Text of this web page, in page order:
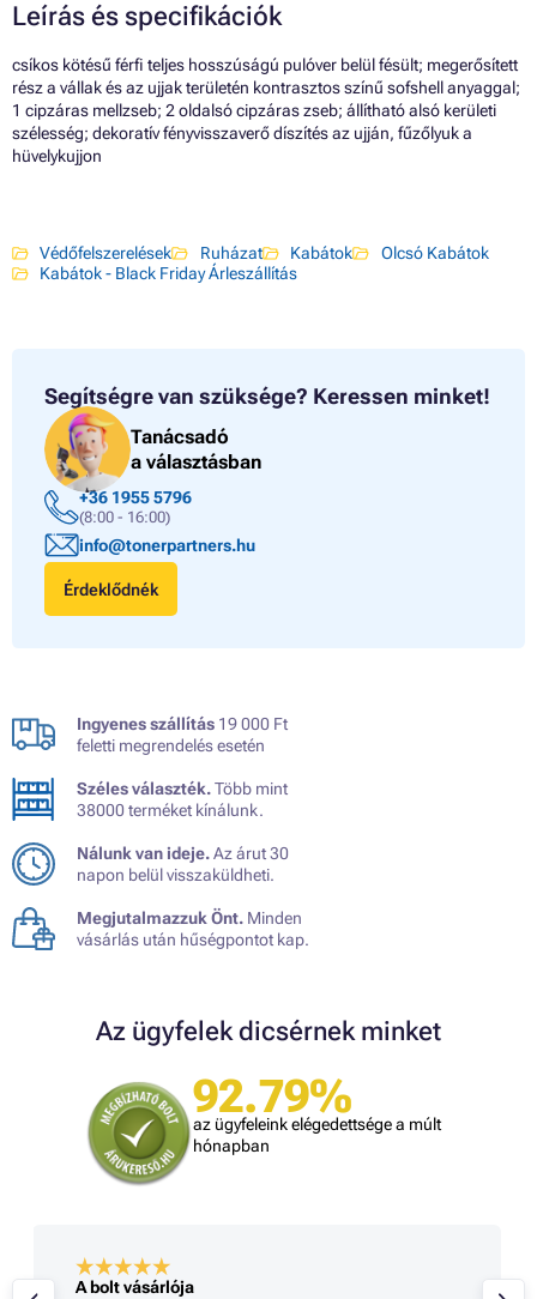
Leírás és specifikációk
csíkos kötésű férfi teljes hosszúságú pulóver belül fésült; megerősített
rész a vállak és az ujjak területén kontrasztos színű sofshell anyaggal;
1 cipzáras mellzseb; 2 oldalsó cipzáras zseb; állítható alsó kerületi
szélesség; dekoratív fényvisszaverő díszítés az ujján, fűzőlyuk a
hüvelykujjon
Védőfelszerelések Ruházat Kabátok
Olcsó Kabátok
Kabátok - Black Friday Árleszállítás
Segítségre van szüksége? Keressen minket!
Tanácsadó
a választásban
+36 1955 5796
(8:00 - 16:00)
info@tonerpartners.hu
Érdeklődnék
Ingyenes szállítás 19 000 Ft
feletti megrendelés esetén
Széles választék.Több mint
38000 terméket kínálunk.
Nálunk van ideje.Az árut 30
napon belül visszaküldheti.
Megjutalmazzuk Önt. Minden
vásárlás után hűségpontot kap.
Az ügyfelek dicsérnek minket
92.79%
az ügyfeleink elégedettsége a múlt
hónapban
A bolt vásárlója